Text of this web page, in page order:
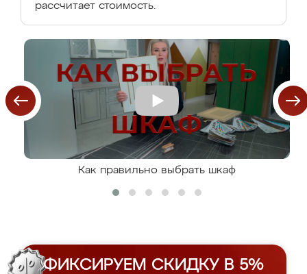
рассчитает стоимость.
Как правильно выбрать шкаф
ФИКСИРУЕМ СКИДКУ В 5%